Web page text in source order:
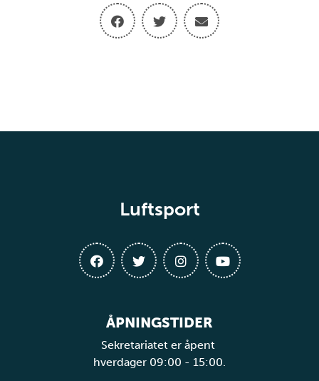
Luftsport
ÅPNINGSTIDER
Sekretariatet er åpent
hverdager 09:00 - 15:00.